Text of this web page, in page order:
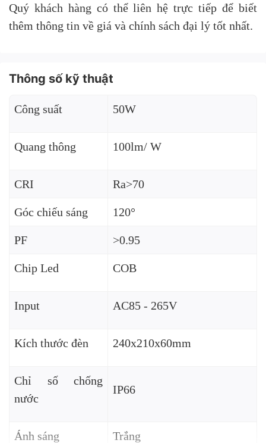
Quý khách hàng có thể liên hệ trực tiếp để biết
thêm thông tin về giá và chính sách đại lý tốt nhất.
Thông số kỹ thuật
Công suất 50W
Quang thông 100lm/ W
CRI Ra>70
Góc chiếu sáng 120°
PF >0.95
Chip Led COB
Input AC85 - 265V
Kích thước đèn 240x210x60mm
Chỉ số chống
nước
IP66
Ánh sáng Trắng